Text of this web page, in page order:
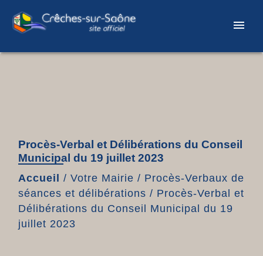
menu
Procès-Verbal et Délibérations du Conseil
Municipal du 19 juillet 2023
Accueil / Votre Mairie / Procès-Verbaux de
séances et délibérations / Procès-Verbal et
Délibérations du Conseil Municipal du 19
juillet 2023